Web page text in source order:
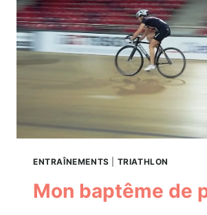
ENTRAÎNEMENTS TRIATHLON
Mon baptême de